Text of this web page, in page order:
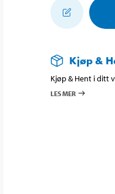
Kjøp &
Kjøp & Hent i ditt
LES MER